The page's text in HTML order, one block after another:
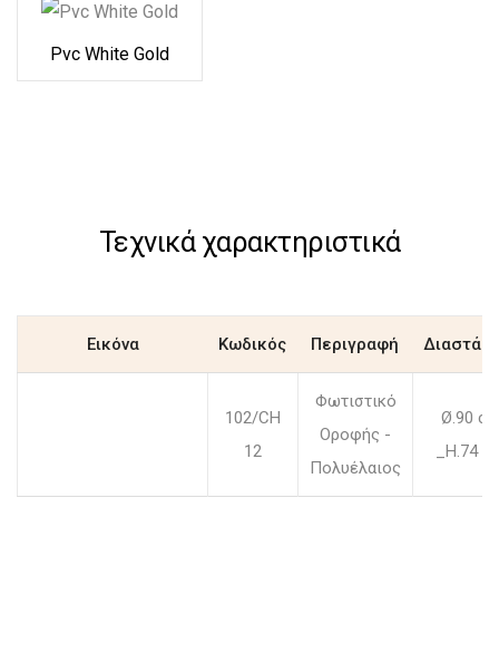
Pvc White Gold
Τεχνικά χαρακτηριστικά
Εικόνα Κωδικός Περιγραφή
102/CH
12
Φωτιστικό
Οροφής -
Πολυέλαιος
Ø.90
_H.74